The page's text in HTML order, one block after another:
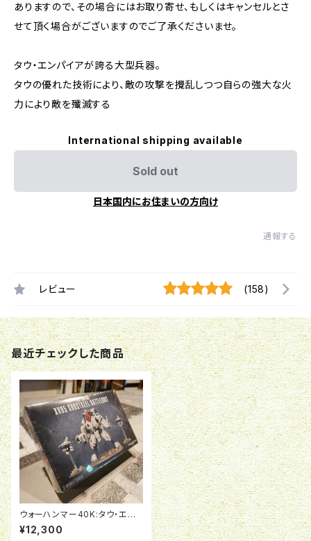
ありますので、その場合にはお取り寄せ、もしくはキャンセルとさ
せて頂く場合がございますのでご了承くださいませ。
タウ・エンパイアが誇る大型兵器。
タウの優れた技術により、敵の攻撃を攪乱しつつ自らの強大な火
力により敵を殲滅する
International shipping available
Sold out
日本国内にお住まいの方向け
通報する
レビュー (158)
最近チェックした商品
ウォーハンマー40K:タウ・エン
パイア:XV95 GHOSTKEEL B
ATTLESUIT
¥12,300